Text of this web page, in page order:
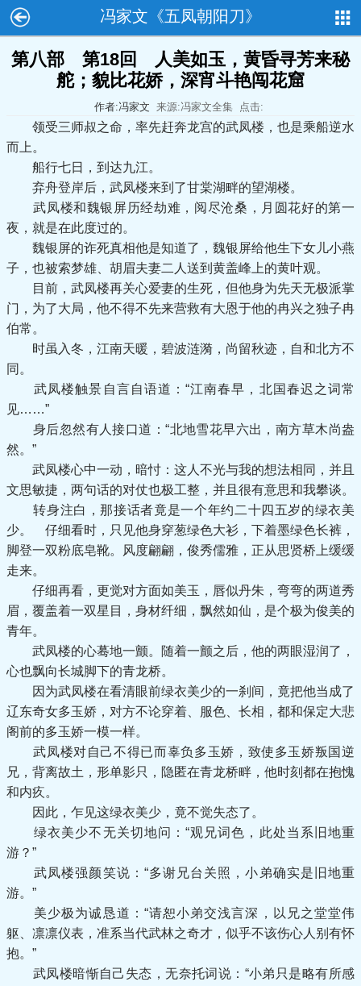
冯家文《五凤朝阳刀》
第八部 第18回 人美如玉，黄昏寻芳来秘
舵；貌比花娇，深宵斗艳闯花窟
作者:冯家文 来源:冯家文全集 点击:
领受三师叔之命，率先赶奔龙宫的武凤楼，也是乘船逆水
而上。
船行七日，到达九江。
弃舟登岸后，武凤楼来到了甘棠湖畔的望湖楼。
武凤楼和魏银屏历经劫难，阅尽沧桑，月圆花好的第一
夜，就是在此度过的。
魏银屏的诈死真相他是知道了，魏银屏给他生下女儿小燕
子，也被索梦雄、胡眉夫妻二人送到黄盖峰上的黄叶观。
目前，武凤楼再关心爱妻的生死，但他身为先天无极派掌
门，为了大局，他不得不先来营救有大恩于他的冉兴之独子冉
伯常。
时虽入冬，江南天暖，碧波涟漪，尚留秋迹，自和北方不
同。
武凤楼触景自言自语道：“江南春早，北国春迟之词常
见……”
身后忽然有人接口道：“北地雪花早六出，南方草木尚盎
然。”
武凤楼心中一动，暗忖：这人不光与我的想法相同，并且
文思敏捷，两句话的对仗也极工整，并且很有意思和我攀谈。
转身注白，那接话者竟是一个年约二十四五岁的绿衣美
少。 仔细看时，只见他身穿葱绿色大衫，下着墨绿色长裤，
脚登一双粉底皂靴。风度翩翩，俊秀儒雅，正从思贤桥上缓缓
走来。
仔细再看，更觉对方面如美玉，唇似丹朱，弯弯的两道秀
眉，覆盖着一双星目，身材纤细，飘然如仙，是个极为俊美的
青年。
武凤楼的心蓦地一颤。随着一颤之后，他的两眼湿润了，
心也飘向长城脚下的青龙桥。
因为武凤楼在看清眼前绿衣美少的一刹间，竟把他当成了
辽东奇女多玉娇，对方不论穿着、服色、长相，都和保定大悲
阁前的多玉娇一模一样。
武凤楼对自己不得已而辜负多玉娇，致使多玉娇叛国逆
兄，背离故土，形单影只，隐匿在青龙桥畔，他时刻都在抱愧
和内疚。
因此，乍见这绿衣美少，竟不觉失态了。
绿衣美少不无关切地问：“观兄词色，此处当系旧地重
游？”
武凤楼强颜笑说：“多谢兄台关照，小弟确实是旧地重
游。”
美少极为诚恳道：“请恕小弟交浅言深，以兄之堂堂伟
躯、凛凛仪表，准系当代武林之奇才，似乎不该伤心人别有怀
抱。”
武凤楼暗惭自己失态，无奈托词说：“小弟只是略有所感